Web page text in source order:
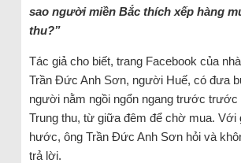
sao người miền Bắc thích xếp hàng
thu?”
Tác giả cho biết, trang Facebook của
Trần Đức Anh Sơn, người Huế, có đưa
người nằm ngồi ngổn ngang trước trước
Trung thu, từ giữa đêm để chờ mua. Với
hước, ông Trần Đức Anh Sơn hỏi và
trả lời.